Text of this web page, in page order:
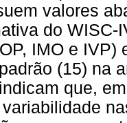
valores
do WISC-
IMO e IVP)
(15) na
que,